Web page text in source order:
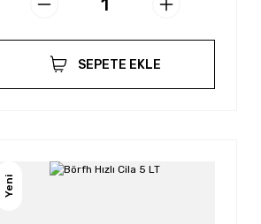
SEPETE EKLE
Yeni